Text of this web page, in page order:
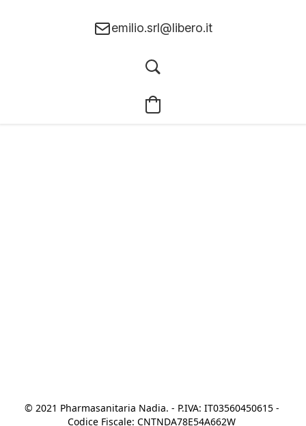
emilio.srl@libero.it
© 2021 Pharmasanitaria Nadia. - P.IVA: IT03560450615 -
Codice Fiscale: CNTNDA78E54A662W